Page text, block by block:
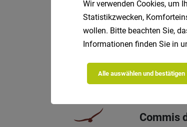
DEINE
Commis
Wir verwenden Cookies, um
Statistikzwecken,
wollen. Bitte beachten Sie,
Informationen finden Sie in
Alle auswählen und bestätigen